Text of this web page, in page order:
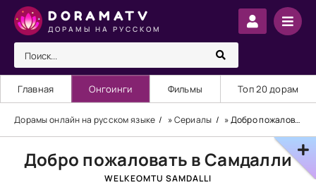
DORAMATV
ДОРАМЫ НА РУССКОМ
Главная Онгоинги Фильмы Топ 20 дорам
Дорамы онлайн на русском языке »Сериалы » Добро пожаловать в Самдалли
Добро пожаловать в Самдалли
WELKEOMTU SAMDALLI